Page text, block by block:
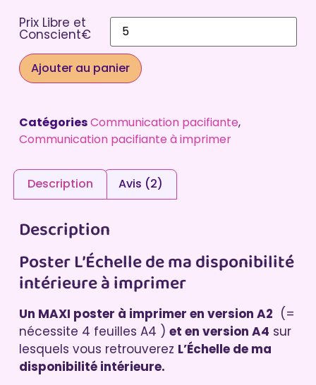
Prix Libre et
Conscient€
Ajouter au panier
CatégoriesCommunication pacifiante,
Communication pacifiante à imprimer
Description Avis (2)
Description
Poster L’Échelle de ma disponibilité
intérieure à imprimer
Un MAXI poster à imprimer en version A2 (=
nécessite 4 feuilles A4 ) et en version A4 sur
lesquels vous retrouverez L’Échelle de ma
disponibilité intérieure.